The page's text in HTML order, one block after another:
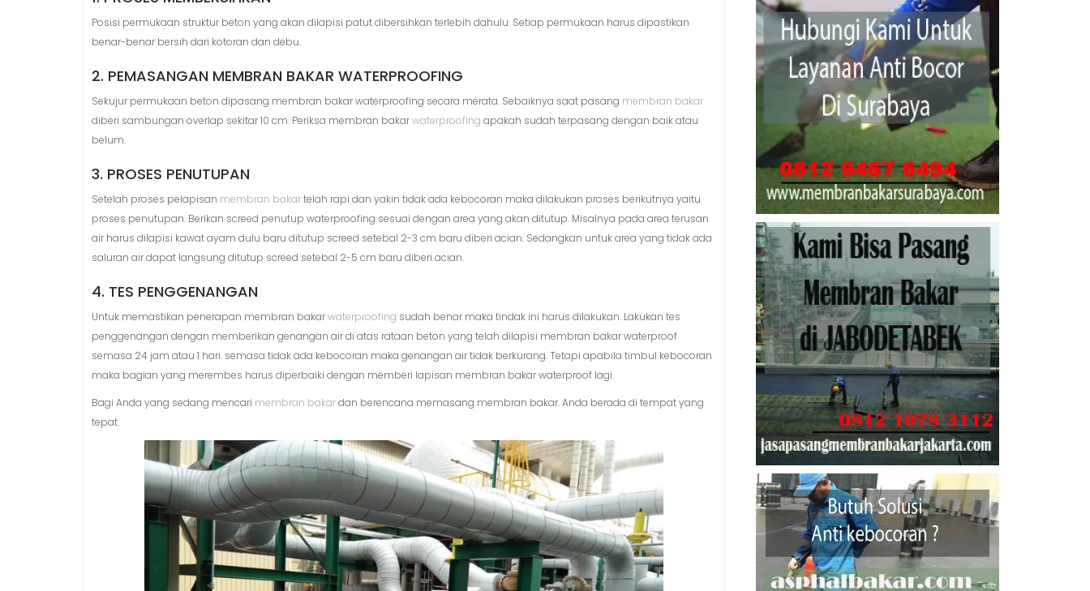
Posisi permukaan struktur beton yang akan dilapisi patut dibersihkan terlebih dahulu. Setiap permukaan harus dipastikan
benar-benar bersih dari kotoran dan debu.
2. PEMASANGAN MEMBRAN BAKAR WATERPROOFING
Sekujur permukaan beton dipasang membran bakar waterproofing secara merata. Sebaiknya saat pasang membran bakar
diberi sambungan overlap sekitar 10 cm. Periksa membran bakarwaterproofing apakah sudah terpasang dengan baik atau
belum.
3. PROSES PENUTUPAN
Setelah proses pelapisan membran bakartelah rapi dan yakin tidak ada kebocoran maka dilakukan proses berikutnya yaitu
proses penutupan. Berikan screed penutup waterproofing sesuai dengan area yang akan ditutup. Misalnya pada area terusan
air harus dilapisi kawat ayam dulu baru ditutup screed setebal 2-3 cm baru diberi acian. Sedangkan untuk area yang tidak ada
saluran air dapat langsung ditutup screed setebal 2-5 cm baru diberi acian.
4. TES PENGGENANGAN
Untuk memastikan penerapan membran bakarwaterproofing sudah benar maka tindak ini harus dilakukan. Lakukan tes
penggenangan dengan memberikan genangan air di atas rataan beton yang telah dilapisi membran bakar waterproof
semasa 24 jam atau 1 hari. semasa tidak ada kebocoran maka genangan air tidak berkurang. Tetapi apabila timbul kebocoran
maka bagian yang merembes harus diperbaiki dengan memberi lapisan membran bakar waterproof lagi.
Bagi Anda yang sedang mencari membran bakardan berencana memasang membran bakar. Anda berada di tempat yang
tepat.